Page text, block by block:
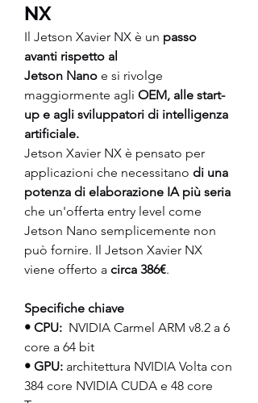
NX
Il Jetson Xavier NX è un passo
avanti rispetto al
Jetson Nano e si rivolge
maggiormente agli OEM, alle start-
up e agli sviluppatori di intelligenza
artificiale.
Jetson Xavier NX è pensato per
applicazioni che necessitano di una
potenza di elaborazione IA più seria
che un'offerta entry level come
Jetson Nano semplicemente non
può fornire. Il Jetson Xavier NX
viene offerto a circa 386€.
Specifiche chiave
• CPU: NVIDIA Carmel ARM v8.2 a 6
core a 64 bit
• GPU: architettura NVIDIA Volta con
384 core NVIDIA CUDA e 48 core